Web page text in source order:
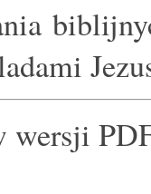
wersji